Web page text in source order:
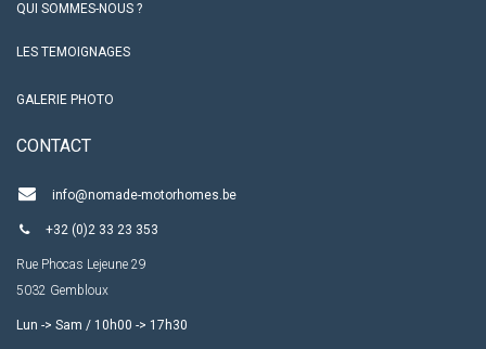
LES TEMOIGNAGES